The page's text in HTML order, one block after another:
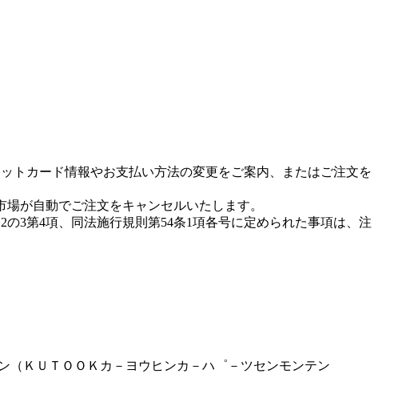
トカード情報やお支払い方法の変更をご案内、またはご注文を
が自動でご注文をキャンセルいたします。
3第4項、同法施行規則第54条1項各号に定められた事項は、注
（ＫＵＴＯＯＫカ－ヨウヒンカ－ハ゜－ツセンモンテン